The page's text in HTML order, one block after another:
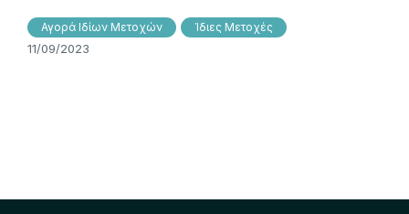
Αγορά Ιδίων Μετοχών Ίδιες Μετοχές
11/09/2023